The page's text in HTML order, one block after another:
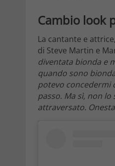
Cambio look
La cantante e
di Steve Martin e
diventata bionda e
quando sono
potevo concedermi
passo. Ma sì, non
attraversato.